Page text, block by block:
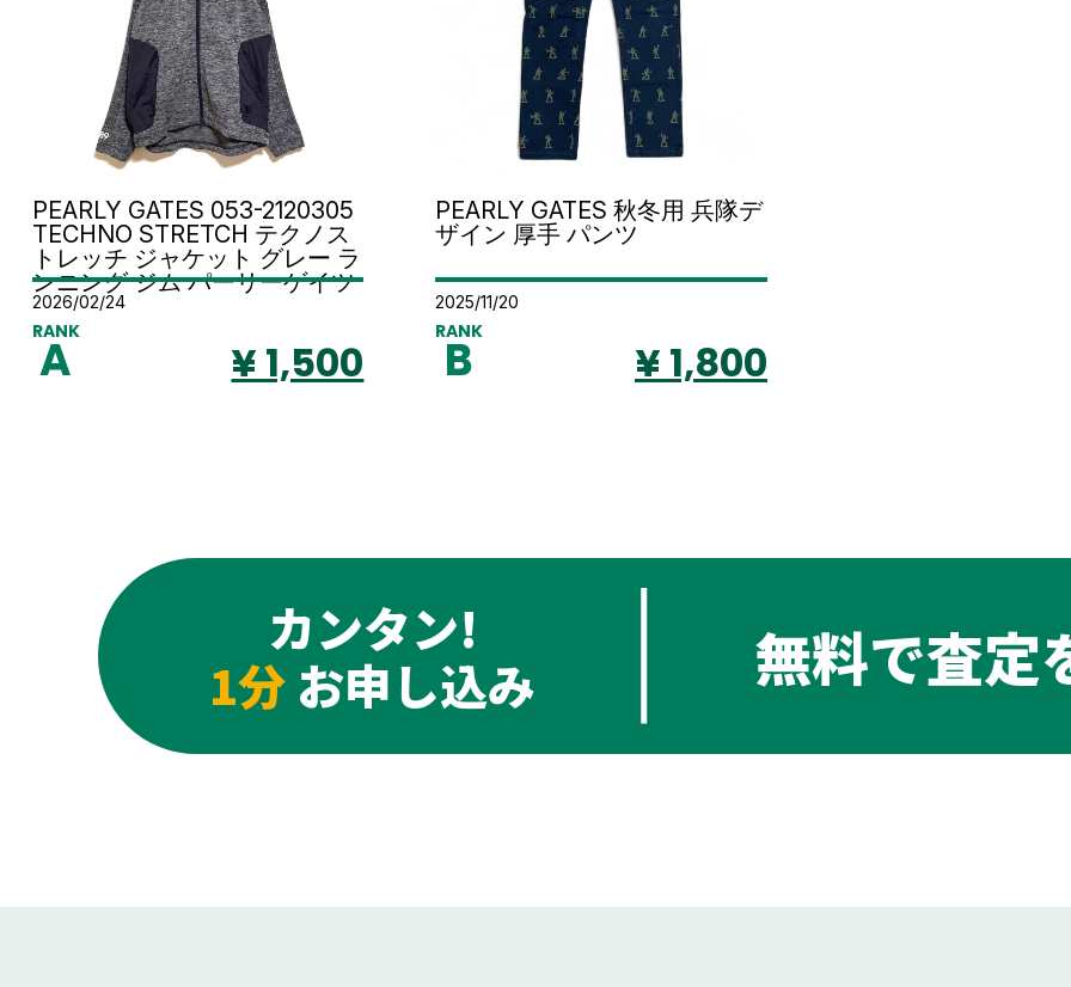
PEARLY GATES 053-2120305
TECHNO STRETCH テクノス
トレッチ ジャケット グレー ラ
ンニング ジム パーリーゲイツ
2026/02/24
RANK
A ¥ 1,500
PEARLY GATES 秋冬用 兵隊デ
ザイン 厚手 パンツ
2025/11/20
RANK
B ¥ 1,800
カンタン!
1分 お申し込み 無料で査定